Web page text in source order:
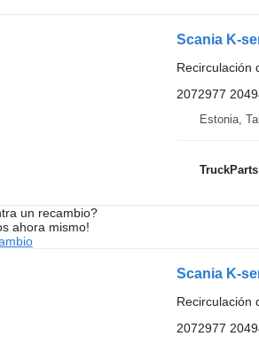
Recirculación
2072977
Estonia,
un recambio?
ahora mismo!
Recirculación
2072977